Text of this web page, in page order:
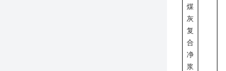
煤
灰
复
合
净
浆